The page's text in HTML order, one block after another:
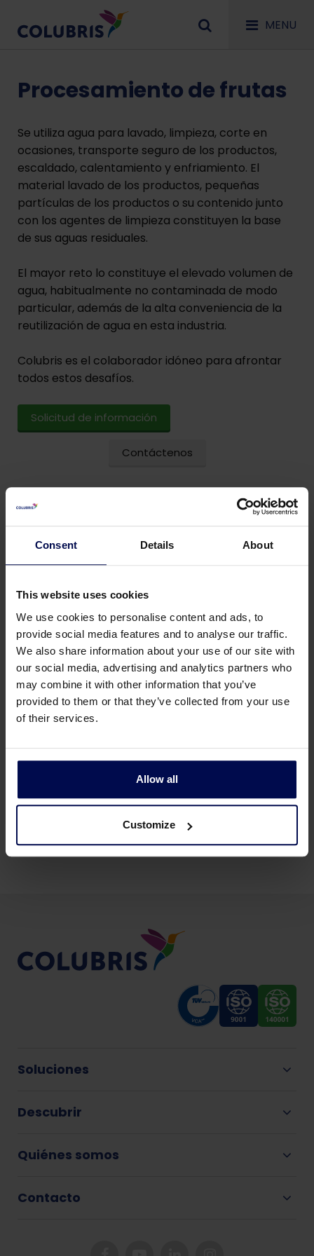
Consent Details About
This website uses cookies
We use cookies to personalise content and ads, to
provide social media features and to analyse our traffic.
We also share information about your use of our site with
our social media, advertising and analytics partners who
may combine it with other information that you’ve
provided to them or that they’ve collected from your use
of their services.
Allow all
Customize
MENU
Procesamiento de frutas
Se utiliza agua para lavado, limpieza, corte en
ocasiones, transporte seguro de los productos,
escaldado, calentamiento y enfriamiento. El
material lavado de los productos, pequeñas
partículas de los productos o su contenido junto
con los agentes de limpieza constituyen la base
de sus aguas residuales.
El mayor reto lo constituye el elevado volumen de
agua, habitualmente no contaminada de modo
particular, además de la alta conveniencia de la
reutilización de agua en esta industria.
Colubris es el colaborador idóneo para afrontar
todos estos desafíos.
Solicitud de información
Contáctenos
Todas las industrias de producción alimentaria
Soluciones
Descubrir
Quiénes somos
Contacto